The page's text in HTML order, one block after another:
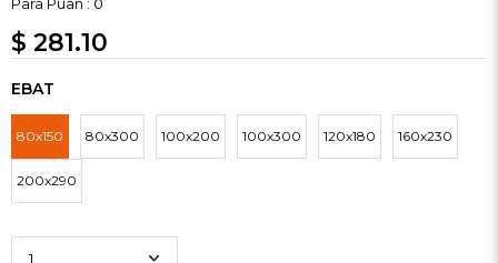
Para Puan : 0
$ 281.10
EBAT
80x150 80x300 100x200 100x300 120x180 160x230
200x290